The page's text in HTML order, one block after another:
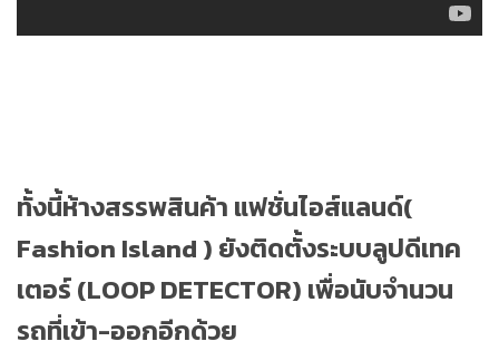
ทั้งนี้ห้างสรรพสินค้า แฟชั่นไอส์แลนด์(
Fashion Island ) ยังติดตั้งระบบลูปดีเทค
เตอร์ (LOOP DETECTOR) เพื่อนับจำนวน
รถที่เข้า-ออกอีกด้วย